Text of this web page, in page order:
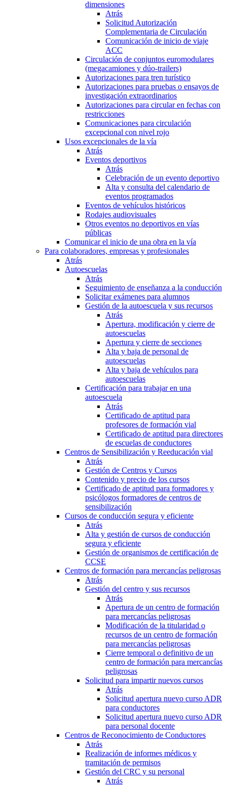
dimensiones
Atrás
Solicitud Autorización
Complementaria de Circulación
Comunicación de inicio de viaje
ACC
Circulación de conjuntos euromodulares
(megacamiones y dúo-trailers)
Autorizaciones para tren turístico
Autorizaciones para pruebas o ensayos de
investigación extraordinarios
Autorizaciones para circular en fechas con
restricciones
Comunicaciones para circulación
excepcional con nivel rojo
Usos excepcionales de la vía
Atrás
Eventos deportivos
Atrás
Celebración de un evento deportivo
Alta y consulta del calendario de
eventos programados
Eventos de vehículos históricos
Rodajes audiovisuales
Otros eventos no deportivos en vías
públicas
Comunicar el inicio de una obra en la vía
Para colaboradores, empresas y profesionales
Atrás
Autoescuelas
Atrás
Seguimiento de enseñanza a la conducción
Solicitar exámenes para alumnos
Gestión de la autoescuela y sus recursos
Atrás
Apertura, modificación y cierre de
autoescuelas
Apertura y cierre de secciones
Alta y baja de personal de
autoescuelas
Alta y baja de vehículos para
autoescuelas
Certificación para trabajar en una
autoescuela
Atrás
Certificado de aptitud para
profesores de formación vial
Certificado de aptitud para directores
de escuelas de conductores
Centros de Sensibilización y Reeducación vial
Atrás
Gestión de Centros y Cursos
Contenido y precio de los cursos
Certificado de aptitud para formadores y
psicólogos formadores de centros de
sensibilización
Cursos de conducción segura y eficiente
Atrás
Alta y gestión de cursos de conducción
segura y eficiente
Gestión de organismos de certificación de
CCSE
Centros de formación para mercancías peligrosas
Atrás
Gestión del centro y sus recursos
Atrás
Apertura de un centro de formación
para mercancías peligrosas
Modificación de la titularidad o
recursos de un centro de formación
para mercancías peligrosas
Cierre temporal o definitivo de un
centro de formación para mercancías
peligrosas
Solicitud para impartir nuevos cursos
Atrás
Solicitud apertura nuevo curso ADR
para conductores
Solicitud apertura nuevo curso ADR
para personal docente
Centros de Reconocimiento de Conductores
Atrás
Realización de informes médicos y
tramitación de permisos
Gestión del CRC y su personal
Atrás